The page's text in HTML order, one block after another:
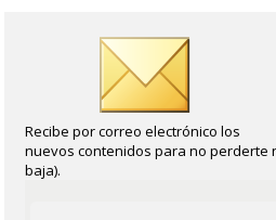
Recibe por correo electrónico los
nuevos contenidos para no perderte
baja).